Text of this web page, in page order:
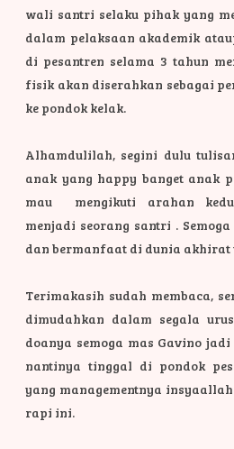
wali santri selaku pihak yang
dalam pelaksaan akademik
di pesantren selama 3 tahun
fisik akan diserahkan sebagai
ke pondok kelak.
Alhamdulilah, segini dulu
anak yang happy banget anak
mau mengikuti arahan
menjadi seorang santri .
dan bermanfaat di dunia akhirat
Terimakasih sudah membaca,
dimudahkan dalam segala
doanya semoga mas Gavino
nantinya tinggal di pondok
yang managementnya
rapi ini.